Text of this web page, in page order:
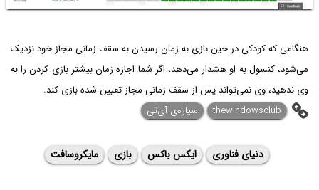
هنگامی که کودکی در حین بازی به زمان رسیدن به سقف زمانی مجاز خود نزدیک
می‌شود، کنسول به او هشدار می‌دهد، اگر شما اجازه زمان بیشتر بازی کردن را به
وی ندهید، وی نمی‌تواند پس از سقف زمانی مجاز تعیین شده بازی کند.
thewindowsclub
سیاره‌ی آی‌تی
دنیای فناوری ایکس باکس بازی مایکروسافت